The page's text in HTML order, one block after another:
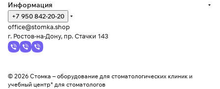
Информация
+7 950 842-20-20
office@stomka.shop
г. Ростов-на-Дону, пр. Стачки 143
© 2026 Стомка – оборудование для стоматологических клиник и
учебный центр* для стоматологов